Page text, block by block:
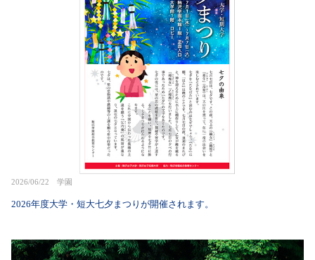
2026/06/22 学園
2026年度大学・短大七夕まつりが開催されます。